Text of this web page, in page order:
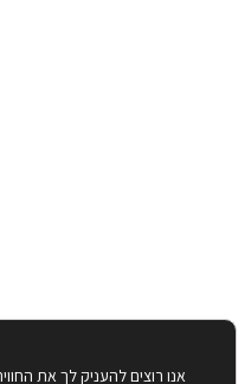
אנו רוצים להעניק לך את